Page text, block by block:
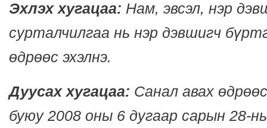
Эхлэх хугацаа: Нам, эвсэл, нэр
сурталчилгаа нь нэр дэвшигч
өдрөөс эхэлнэ.
Дуусах хугацаа: Санал авах
буюу 2008 оны 6 дугаар сарын 28-